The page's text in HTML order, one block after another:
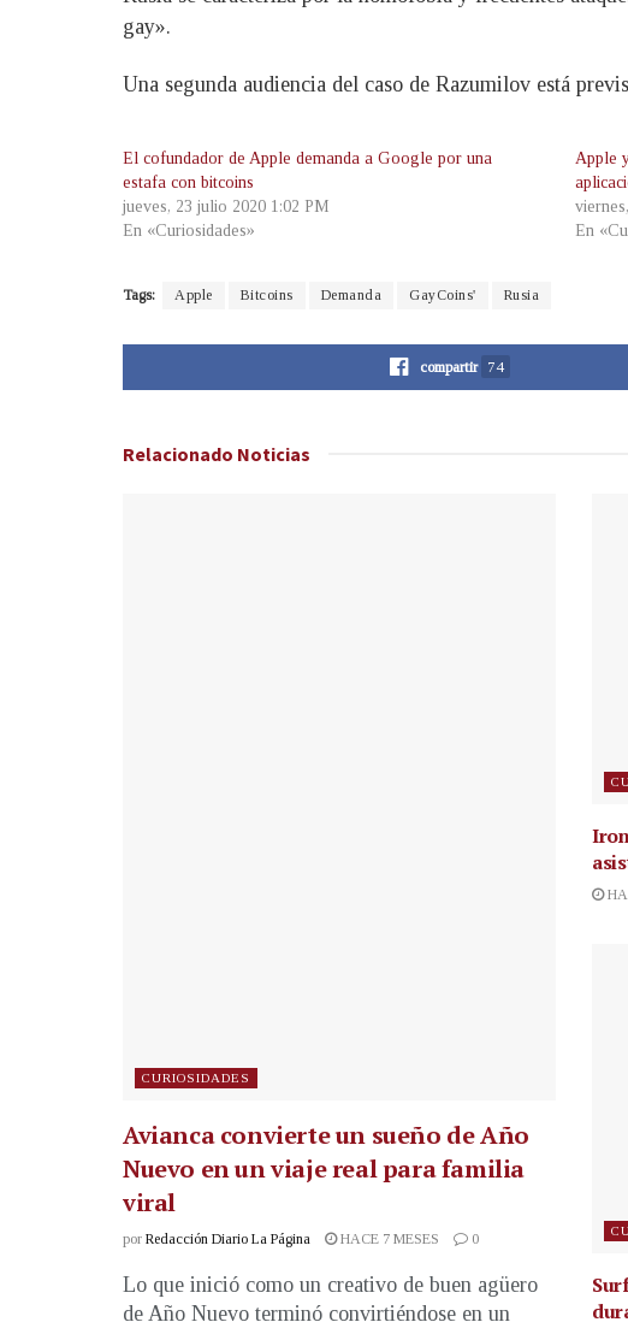
gay».
Una segunda audiencia del caso de Razumilov está
El cofundador de Apple demanda a Google por una
estafa con bitcoins
jueves, 23 julio 2020 1:02 PM
En «Curiosidades»
Apple
En
Tags: Apple Bitcoins Demanda GayCoins' Rusia
compartir 74
Relacionado Noticias
CURIOSIDADES
Avianca convierte un sueño de Año
Nuevo en un viaje real para familia
viral
por Redacción Diario La Página HACE 7 MESES 0
Lo que inició como un creativo de buen agüero
de Año Nuevo terminó convirtiéndose en un